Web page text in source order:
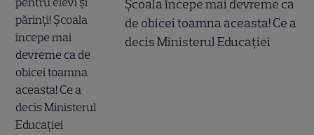
Școala începe mai devreme ca
de obicei toamna aceasta! Ce a
decis Ministerul Educației